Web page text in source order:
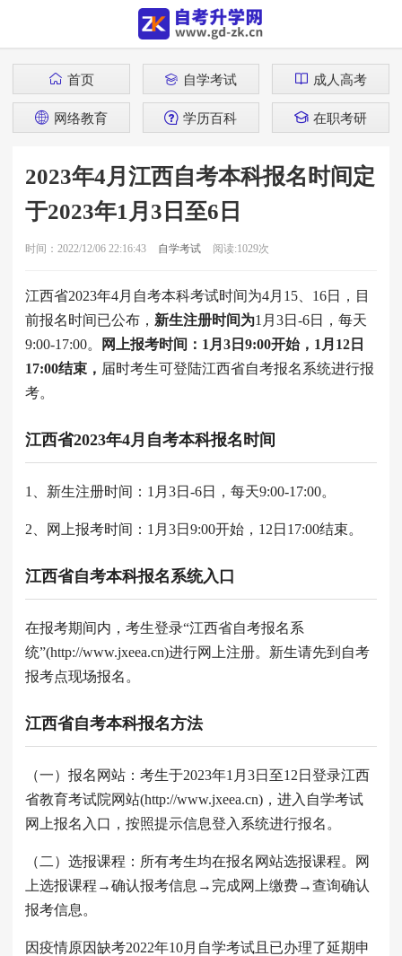
首页 自学考试 成人高考
网络教育 学历百科 在职考研
2023年4月江西自考本科报名时间定
于2023年1月3日至6日
时间：2022/12/06 22:16:43 自学考试 阅读:1029次
江西省2023年4月自考本科考试时间为4月15、16日，目
前报名时间已公布， 新生注册时间为1月3日-6日，每天
9:00-17:00。
网上报考时间：1月3日9:00开始，1月12日
17:00结束， 届时考生可登陆江西省自考报名系统进行报
考。
江西省2023年4月自考本科报名时间
1、新生注册时间：1月3日-6日，每天9:00-17:00。
2、网上报考时间：1月3日9:00开始，12日17:00结束。
江西省自考本科报名系统入口
在报考期间内，考生登录“江西省自考报名系
统”(http://www.jxeea.cn)进行网上注册。新生请先到自考
报考点现场报名。
江西省自考本科报名方法
（一）报名网站：考生于2023年1月3日至12日登录江西
省教育考试院网站(http://www.jxeea.cn)，进入自学考试
网上报名入口，按照提示信息登入系统进行报名。
（二）选报课程：所有考生均在报名网站选报课程。网
上选报课程→确认报考信息→完成网上缴费→查询确认
报考信息。
因疫情原因缺考2022年10月自学考试且已办理了延期申